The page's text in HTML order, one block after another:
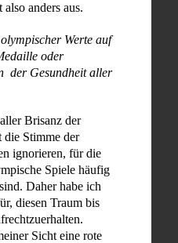
anders aus.
Werte auf
oder
der Gesundheit aller
Brisanz der
die Stimme der
ignorieren, für die
Spiele häufig
Daher habe ich
diesen Traum bis
Sicht eine rote